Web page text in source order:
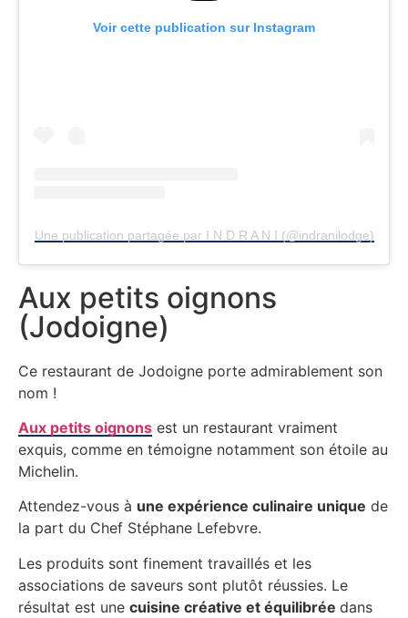
Voir cette publication sur Instagram
Une publication partagée par I N D R A N I (@indranilodge)
Aux petits oignons
(Jodoigne)
Ce restaurant de Jodoigne porte admirablement son
nom !
Aux petits oignons est un restaurant vraiment
exquis, comme en témoigne notamment son étoile au
Michelin.
Attendez-vous à une expérience culinaire unique de
la part du Chef Stéphane Lefebvre.
Les produits sont finement travaillés et les
associations de saveurs sont plutôt réussies. Le
résultat est une cuisine créative et équilibrée dans